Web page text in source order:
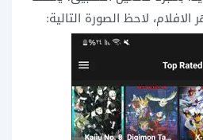
لاحظ الصورة التالية: